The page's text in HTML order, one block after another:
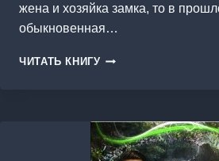
жена и хозяйка замка, то в
обыкновенная…
ЧИТАТЬ КНИГУ ЗАНОЗА
КАК
СПАСТИ
ЛЮБИМОГО